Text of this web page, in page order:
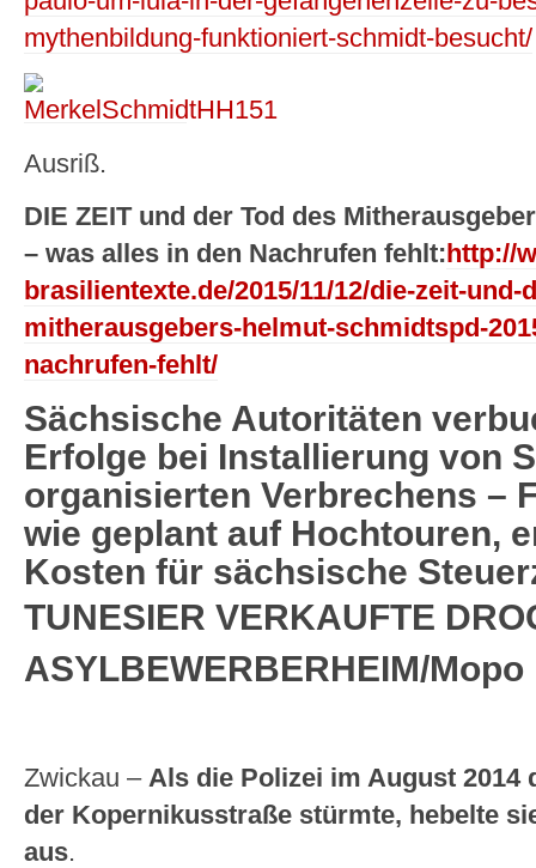
mythenbildung-funktioniert-schmidt-besucht/
Ausriß.
DIE ZEIT und der Tod des
– was alles in den Nachrufen fehlt: http://
brasilientexte.de/2015/11/12/die-zeit-und-
mitherausgebers-helmut-schmidtspd-
nachrufen-fehlt/
Sächsische Autoritäten
Erfolge bei Installierung von
organisierten Verbrechens –
wie geplant auf Hochtouren,
Kosten für sächsische
TUNESIER VERKAUFTE
ASYLBEWERBERHEIM/Mopo
Zwickau – Als die Polizei im August 2014
der Kopernikusstraße stürmte, hebelte
aus.